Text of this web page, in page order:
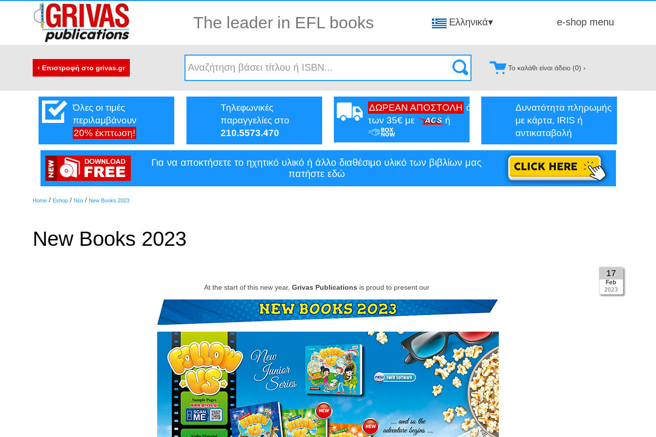
The leader in EFL books Ελληνικά▾ e-shop menu
‹ Επιστροφή στο grivas.gr Το καλάθι είναι άδειο (0) ›
Όλες οι τιμές
περιλαμβάνουν
20% έκπτωση!
Τηλεφωνικές
παραγγελίες στο
210.5573.470
ΔΩΡΕΑΝ ΑΠΟΣΤΟΛΗ άνω
των 35€ με
ή
Δυνατότητα πληρωμής
με κάρτα, IRIS ή
αντικαταβολή
Για να αποκτήσετε το ηχητικό υλικό ή άλλο διαθέσιμο υλικό των βιβλίων μας
πατήστε εδώ
Home / Eshop / Νέα / New Books 2023
New Books 2023
17
Feb
2023
At the start of this new year, Grivas Publications is proud to present our